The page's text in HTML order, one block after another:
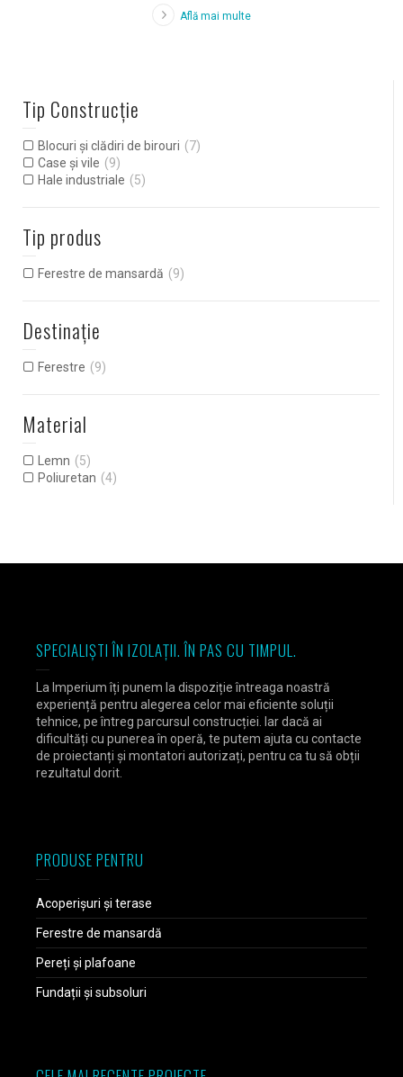
Află mai multe
Tip Construcție
Blocuri și clădiri de birouri (7)
Case și vile (9)
Hale industriale (5)
Tip produs
Ferestre de mansardă (9)
Destinație
Ferestre (9)
Material
Lemn (5)
Poliuretan (4)
SPECIALIȘTI ÎN IZOLAȚII. ÎN PAS CU TIMPUL.
La Imperium îți punem la dispoziție întreaga noastră
experiență pentru alegerea celor mai eficiente soluții
tehnice, pe întreg parcursul construcției. Iar dacă ai
dificultăți cu punerea în operă, te putem ajuta cu contacte
de proiectanți și montatori autorizați, pentru ca tu să obții
rezultatul dorit.
PRODUSE PENTRU
Acoperișuri și terase
Ferestre de mansardă
Pereți și plafoane
Fundații și subsoluri